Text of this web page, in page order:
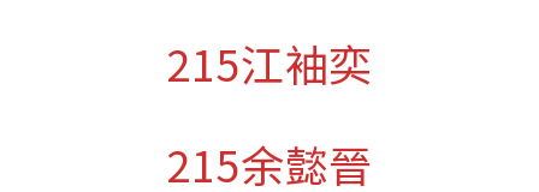
215江袖奕
215余懿晉